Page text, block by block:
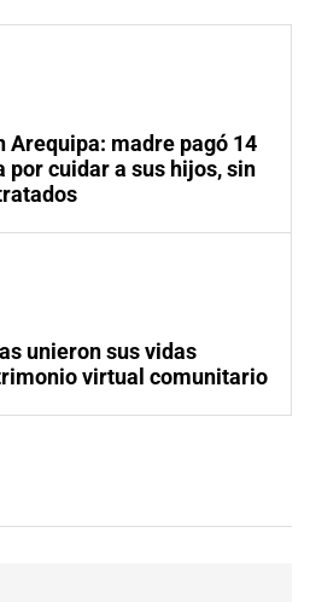
Arequipa: madre pagó 14
por cuidar a sus hijos, sin
unieron sus vidas
virtual comunitario